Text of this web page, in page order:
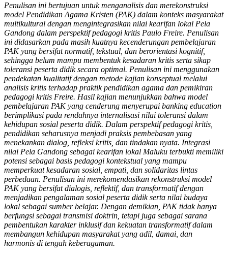
Penulisan ini bertujuan untuk menganalisis dan merekonstruksi
model Pendidikan Agama Kristen (PAK) dalam konteks masyarakat
multikultural dengan mengintegrasikan nilai kearifan lokal Pela
Gandong dalam perspektif pedagogi kritis Paulo Freire. Penulisan
ini didasarkan pada masih kuatnya kecenderungan pembelajaran
PAK yang bersifat normatif, tekstual, dan berorientasi kognitif,
sehingga belum mampu membentuk kesadaran kritis serta sikap
toleransi peserta didik secara optimal. Penulisan ini menggunakan
pendekatan kualitatif dengan metode kajian konseptual melalui
analisis kritis terhadap praktik pendidikan agama dan pemikiran
pedagogi kritis Freire. Hasil kajian menunjukkan bahwa model
pembelajaran PAK yang cenderung menyerupai banking education
berimplikasi pada rendahnya internalisasi nilai toleransi dalam
kehidupan sosial peserta didik. Dalam perspektif pedagogi kritis,
pendidikan seharusnya menjadi praksis pembebasan yang
menekankan dialog, refleksi kritis, dan tindakan nyata. Integrasi
nilai Pela Gandong sebagai kearifan lokal Maluku terbukti memiliki
potensi sebagai basis pedagogi kontekstual yang mampu
memperkuat kesadaran sosial, empati, dan solidaritas lintas
perbedaan. Penulisan ini merekomendasikan rekonstruksi model
PAK yang bersifat dialogis, reflektif, dan transformatif dengan
menjadikan pengalaman sosial peserta didik serta nilai budaya
lokal sebagai sumber belajar. Dengan demikian, PAK tidak hanya
berfungsi sebagai transmisi doktrin, tetapi juga sebagai sarana
pembentukan karakter inklusif dan kekuatan transformatif dalam
membangun kehidupan masyarakat yang adil, damai, dan
harmonis di tengah keberagaman.